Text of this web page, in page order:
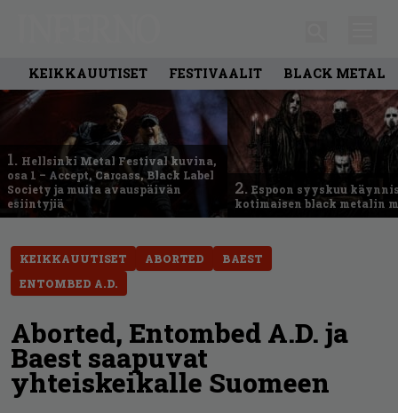
KEIKKAUUTISET FESTIVAALIT BLACK METAL
1. Hellsinki Metal Festival kuvina,
osa 1 – Accept, Carcass, Black Label
Society ja muita avauspäivän
esiintyjiä
2. Espoon syyskuu
kotimaisen black metalin
KEIKKAUUTISET ABORTED
BAEST
ENTOMBED A.D.
Aborted, Entombed A.D. ja
Baest saapuvat
yhteiskeikalle Suomeen